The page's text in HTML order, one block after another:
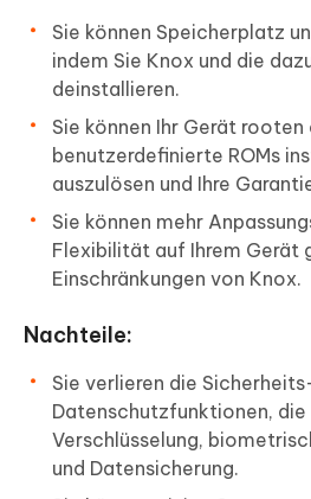
Sie können Speicherplatz
indem Sie Knox und die
deinstallieren.
Sie können Ihr Gerät rooten
benutzerdefinierte ROMs
auszulösen und Ihre
Sie können mehr
Flexibilität auf Ihrem Gerät
Einschränkungen von Knox.
Nachteile:
Sie verlieren die
Datenschutzfunktionen,
Verschlüsselung,
und Datensicherung.